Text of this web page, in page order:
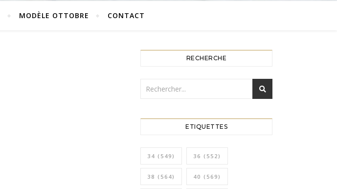
MODÈLE OTTOBRE CONTACT
RECHERCHE
ETIQUETTES
34 (549) 36 (552)
38 (564) 40 (569)